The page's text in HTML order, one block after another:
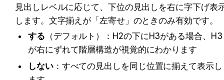
見出しレベルに応じて、下位の見出しを右に字下げ表
します。文字揃えが「左寄せ」のときのみ有効です。
する （デフォルト）：H2の下にH3がある場合、H3
が右にずれて階層構造が視覚的にわかります
しない：すべての見出しを同じ位置に揃えて表示し